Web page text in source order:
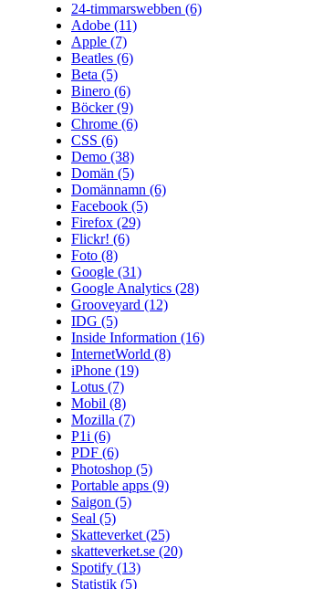
24-timmarswebben (6)
Adobe (11)
Apple (7)
Beatles (6)
Beta (5)
Binero (6)
Böcker(9)
Chrome (6)
CSS (6)
Demo (38)
Domän (5)
Domännamn (6)
Facebook (5)
Firefox (29)
Flickr! (6)
Foto (8)
Google (31)
Google Analytics (28)
Grooveyard (12)
IDG (5)
Inside Information (16)
InternetWorld (8)
iPhone (19)
Lotus (7)
Mobil (8)
Mozilla (7)
P1i (6)
PDF (6)
Photoshop (5)
Portable apps (9)
Saigon (5)
Seal (5)
Skatteverket (25)
skatteverket.se (20)
Spotify (13)
Statistik (5)